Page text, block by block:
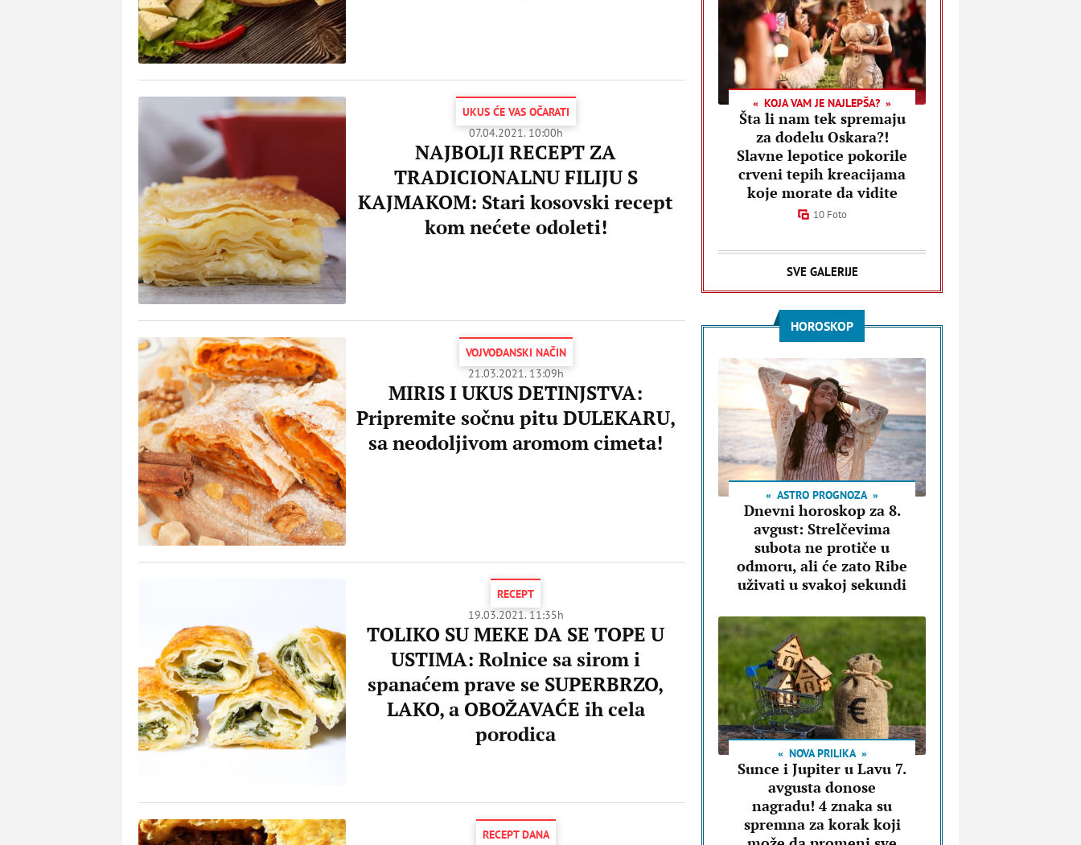
UKUS ĆE VAS OČARATI
07.04.2021. 10:00h
NAJBOLJI RECEPT ZA
TRADICIONALNU FILIJU S
KAJMAKOM: Stari kosovski recept
kom nećete odoleti!
VOJVOĐANSKI NAČIN
21.03.2021. 13:09h
MIRIS I UKUS DETINJSTVA:
Pripremite sočnu pitu DULEKARU,
sa neodoljivom aromom cimeta!
RECEPT
19.03.2021. 11:35h
TOLIKO SU MEKE DA SE TOPE U
USTIMA: Rolnice sa sirom i
spanaćem prave se SUPERBRZO,
LAKO, a OBOŽAVAĆE ih cela
porodica
RECEPT DANA
KOJA VAM JE NAJLEPŠA?
Šta li nam tek spremaju
za dodelu Oskara?!
Slavne lepotice pokorile
crveni tepih kreacijama
koje morate da vidite
10 Foto
SVE GALERIJE
HOROSKOP
ASTRO PROGNOZA
Dnevni horoskop za 8.
avgust: Strelčevima
subota ne protiče u
odmoru, ali će zato Ribe
uživati u svakoj sekundi
NOVA PRILIKA
Sunce i Jupiter u Lavu 7.
avgusta donose
nagradu! 4 znaka su
spremna za korak koji